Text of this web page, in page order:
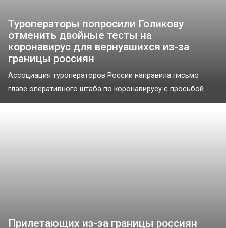
Туроператоры попросили Голикову
отменить двойные тесты на
коронавирус для вернувшихся из-за
границы россиян
Ассоциация туроператоров России направила письмо
главе оперативного штаба по коронавирусу с просьбой...
Прилетающих из-за границы россиян